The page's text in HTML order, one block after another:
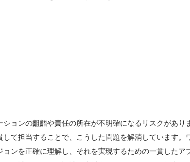
ョンの齟齬や責任の所在が不明確になるリスクがあり
て担当することで、こうした問題を解消しています。
ンを正確に理解し、それを実現するための一貫したア